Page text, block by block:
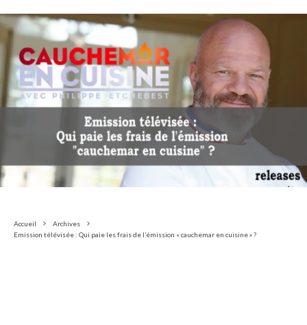
Accueil
Archives
Emission télévisée : Qui paie les frais de l’émission « cauchemar en cuisine » ?